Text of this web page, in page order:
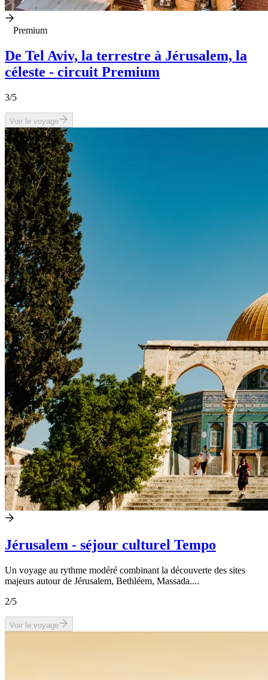
Premium
De Tel Aviv, la terrestre à Jérusalem, la
céleste - circuit Premium
3/5
Voir le voyage
Jérusalem - séjour culturel Tempo
Un voyage au rythme modéré combinant la découverte des sites
majeurs autour de Jérusalem, Bethléem, Massada....
2/5
Voir le voyage